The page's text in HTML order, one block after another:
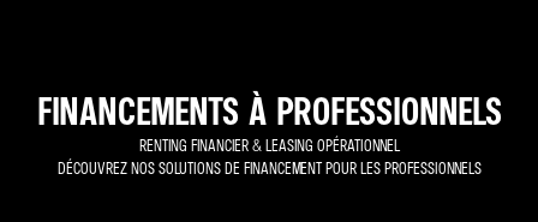
FINANCEMENTS À PROFESSIONNELS
RENTING FINANCIER & LEASING OPÉRATIONNEL
DÉCOUVREZ NOS SOLUTIONS DE FINANCEMENT POUR LES PROFESSIONNELS